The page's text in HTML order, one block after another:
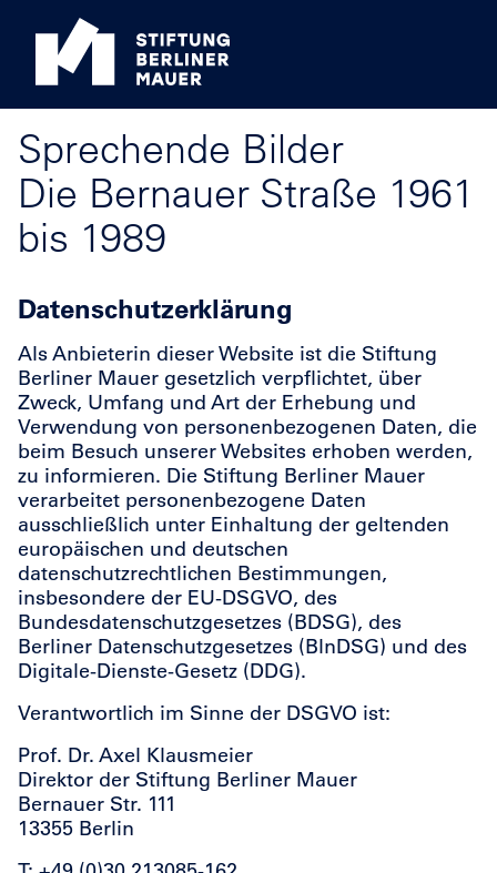
Sprechende Bilder
Die Bernauer Straße 1961
bis 1989
Datenschutzerklärung
Als Anbieterin dieser Website ist die Stiftung
Berliner Mauer gesetzlich verpflichtet, über
Zweck, Umfang und Art der Erhebung und
Verwendung von personenbezogenen Daten, die
beim Besuch unserer Websites erhoben werden,
zu informieren. Die Stiftung Berliner Mauer
verarbeitet personenbezogene Daten
ausschließlich unter Einhaltung der geltenden
europäischen und deutschen
datenschutzrechtlichen Bestimmungen,
insbesondere der EU-DSGVO, des
Bundesdatenschutzgesetzes (BDSG), des
Berliner Datenschutzgesetzes (BlnDSG) und des
Digitale-Dienste-Gesetz (DDG).
Verantwortlich im Sinne der DSGVO ist:
Prof. Dr. Axel Klausmeier
Direktor der Stiftung Berliner Mauer
Bernauer Str. 111
13355 Berlin